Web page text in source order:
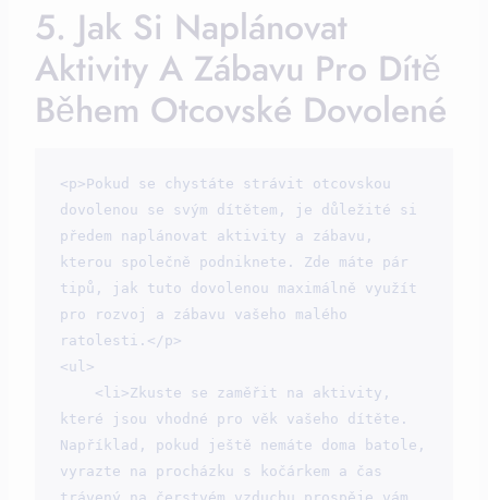
5. Jak ⁢si Naplánovat
Aktivity A Zábavu Pro Dítě
Během Otcovské Dovolené
<p>Pokud se chystáte strávit otcovskou
dovolenou se svým dítětem, je důležité si
předem naplánovat aktivity a zábavu,
kterou společně podniknete. Zde máte pár
tipů, jak tuto dovolenou maximálně využít
pro rozvoj a zábavu vašeho malého
ratolesti.</p>
<ul>
které jsou vhodné pro věk vašeho dítěte.
Například, pokud ještě nemáte doma batole,
vyrazte na procházku s kočárkem a čas